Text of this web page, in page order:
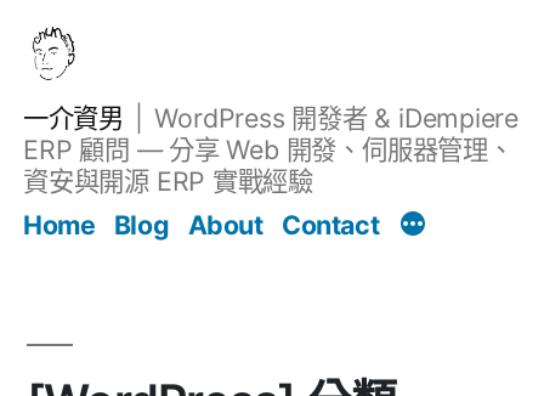
一介資男
WordPress 開發者 & iDempiere
ERP 顧問 — 分享 Web 開發、伺服器管理、
資安與開源 ERP 實戰經驗
Home
Blog About Contact
文章 Filter